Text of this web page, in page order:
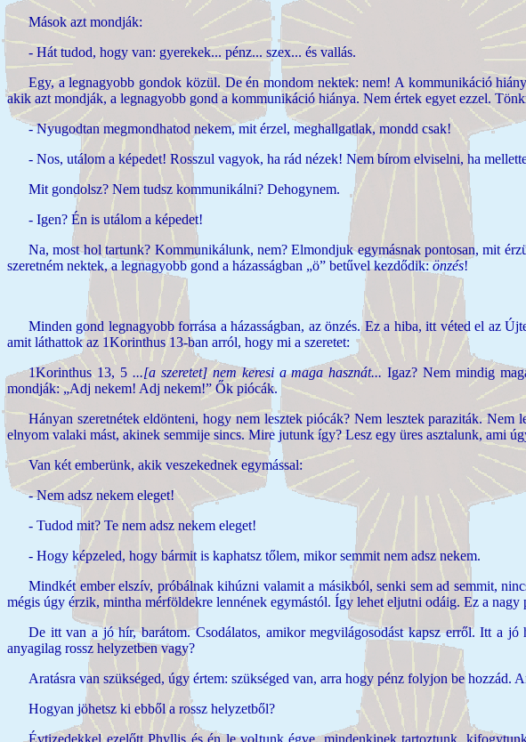
Mások azt mondják:
- Hát tudod, hogy van: gyerekek... pénz... szex... és vallás.
Egy, a legnagyobb gondok közül. De én mondom nektek: nem! A kommunikáció
akik azt mondják, a legnagyobb gond a kommunikáció hiánya. Nem értek egyet ezzel.
- Nyugodtan megmondhatod nekem, mit érzel, meghallgatlak, mondd csak!
- Nos, utálom a képedet! Rosszul vagyok, ha rád nézek! Nem bírom elviselni, ha
Mit gondolsz? Nem tudsz kommunikálni? Dehogynem.
- Igen? Én is utálom a képedet!
Na, most hol tartunk? Kommunikálunk, nem? Elmondjuk egymásnak pontosan, mit
szeretném nektek, a legnagyobb gond a házasságban „ö” betűvel kezdődik:önzés!
Minden gond legnagyobb forrása a házasságban, az önzés. Ez a hiba, itt véted el az
amit láthattok az 1Korinthus 13-ban arról, hogy mi a szeretet:
1Korinthus 13, 5 ...[a szeretet] nem keresi a maga hasznát...Igaz? Nem mindig
mondják: „Adj nekem! Adj nekem!” Ők piócák.
Hányan szeretnétek eldönteni, hogy nem lesztek piócák? Nem lesztek paraziták.
elnyom valaki mást, akinek semmije sincs. Mire jutunk így? Lesz egy üres asztalunk, ami
Van két emberünk, akik veszekednek egymással:
- Nem adsz nekem eleget!
- Tudod mit? Te nem adsz nekem eleget!
- Hogy képzeled, hogy bármit is kaphatsz tőlem, mikor semmit nem adsz nekem.
Mindkét ember elszív, próbálnak kihúzni valamit a másikból, senki sem ad semmit,
mégis úgy érzik, mintha mérföldekre lennének egymástól. Így lehet eljutni odáig. Ez a nagy
De itt van a jó hír, barátom. Csodálatos, amikor megvilágosodást kapsz erről. Itt a
anyagilag rossz helyzetben vagy?
Aratásra van szükséged, úgy értem: szükséged van, arra hogy pénz folyjon be hozzád.
Hogyan jöhetsz ki ebből a rossz helyzetből?
Évtizedekkel ezelőtt Phyllis és én le voltunk égve, mindenkinek tartoztunk,